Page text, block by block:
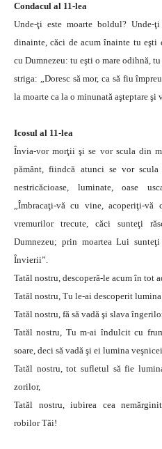
Condacul al 11-lea
Unde-ţi este moarte boldul? Unde-
dinainte, căci de acum înainte tu eşti
cu Dumnezeu: tu eşti o mare odihnă,
striga: „Doresc să mor, ca să fiu
la moarte ca la o minunată aşteptare
Icosul al 11-lea
Învia-vor morţii şi se vor scula din
pământ, fiindcă atunci se vor scula
nestricăcioase, luminate, oase
„Îmbracaţi-vă cu vine, acoperiţi-vă
vremurilor trecute, căci sunteţi
Dumnezeu; prin moartea Lui
Învierii”.
Tatăl nostru, descoperă-le acum în tot
Tatăl nostru, Tu le-ai descoperit
Tatăl nostru, fă să vadă şi slava
Tatăl nostru, Tu m-ai îndulcit cu
soare, deci să vadă şi ei lumina
Tatăl nostru, tot sufletul să fie
zorilor,
Tatăl nostru, iubirea cea
robilor Tăi!